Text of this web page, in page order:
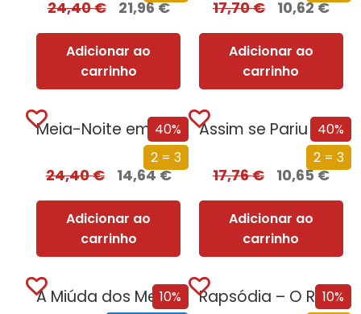
24,40€ 21,96€
Adicionar ao
carrinho
17,70€ 10,62€
Adicionar ao
carrinho
40%
2 = 3
Meia-Noite em Chernobyl
24,40€ 14,64€
Adicionar ao
carrinho
40%
2 = 3
Assim se Pariu o Brasil
17,76€ 10,65€
Adicionar ao
carrinho
10%
A Miúda dos Meus Sonhos
10%
Rapsódia – O Rei da Noite